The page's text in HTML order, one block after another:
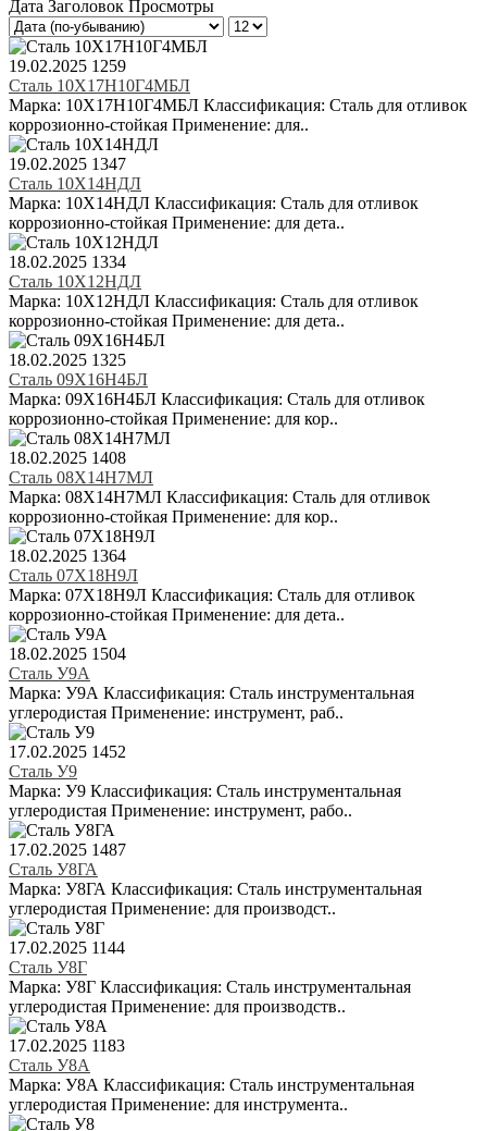
Дата Заголовок Просмотры
19.02.2025 1259
Сталь 10Х17Н10Г4МБЛ
Марка: 10Х17Н10Г4МБЛ Классификация: Сталь для отливок
коррозионно-стойкая Применение: для..
19.02.2025 1347
Сталь 10Х14НДЛ
Марка: 10Х14НДЛ Классификация: Сталь для отливок
коррозионно-стойкая Применение: для дета..
18.02.2025 1334
Сталь 10Х12НДЛ
Марка: 10Х12НДЛ Классификация: Сталь для отливок
коррозионно-стойкая Применение: для дета..
18.02.2025 1325
Сталь 09Х16Н4БЛ
Марка: 09Х16Н4БЛ Классификация: Сталь для отливок
коррозионно-стойкая Применение: для кор..
18.02.2025 1408
Сталь 08Х14Н7МЛ
Марка: 08Х14Н7МЛ Классификация: Сталь для отливок
коррозионно-стойкая Применение: для кор..
18.02.2025 1364
Сталь 07Х18Н9Л
Марка: 07Х18Н9Л Классификация: Сталь для отливок
коррозионно-стойкая Применение: для дета..
18.02.2025 1504
Сталь У9А
Марка: У9А Классификация: Сталь инструментальная
углеродистая Применение: инструмент, раб..
17.02.2025 1452
Сталь У9
Марка: У9 Классификация: Сталь инструментальная
углеродистая Применение: инструмент, рабо..
17.02.2025 1487
Сталь У8ГА
Марка: У8ГА Классификация: Сталь инструментальная
углеродистая Применение: для производст..
17.02.2025 1144
Сталь У8Г
Марка: У8Г Классификация: Сталь инструментальная
углеродистая Применение: для производств..
17.02.2025 1183
Сталь У8А
Марка: У8А Классификация: Сталь инструментальная
углеродистая Применение: для инструмента..